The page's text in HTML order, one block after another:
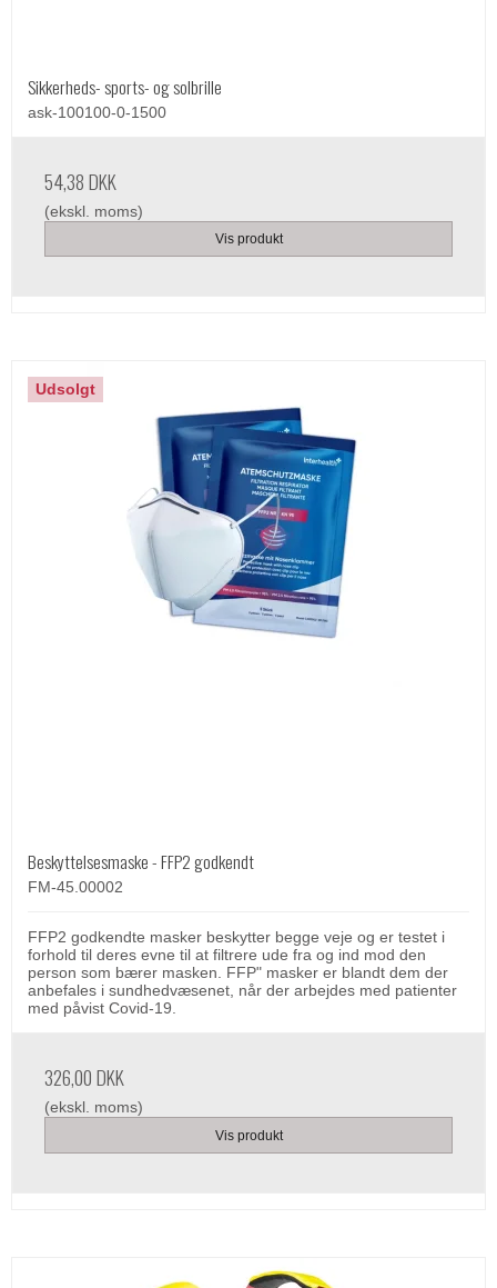
Sikkerheds- sports- og solbrille
ask-100100-0-1500
54,38 DKK
(ekskl. moms)
Vis produkt
Udsolgt
Beskyttelsesmaske - FFP2 godkendt
FM-45.00002
FFP2 godkendte masker beskytter begge veje og er testet i
forhold til deres evne til at filtrere ude fra og ind mod den
person som bærer masken. FFP" masker er blandt dem der
anbefales i sundhedvæsenet, når der arbejdes med patienter
med påvist Covid-19.
326,00 DKK
(ekskl. moms)
Vis produkt